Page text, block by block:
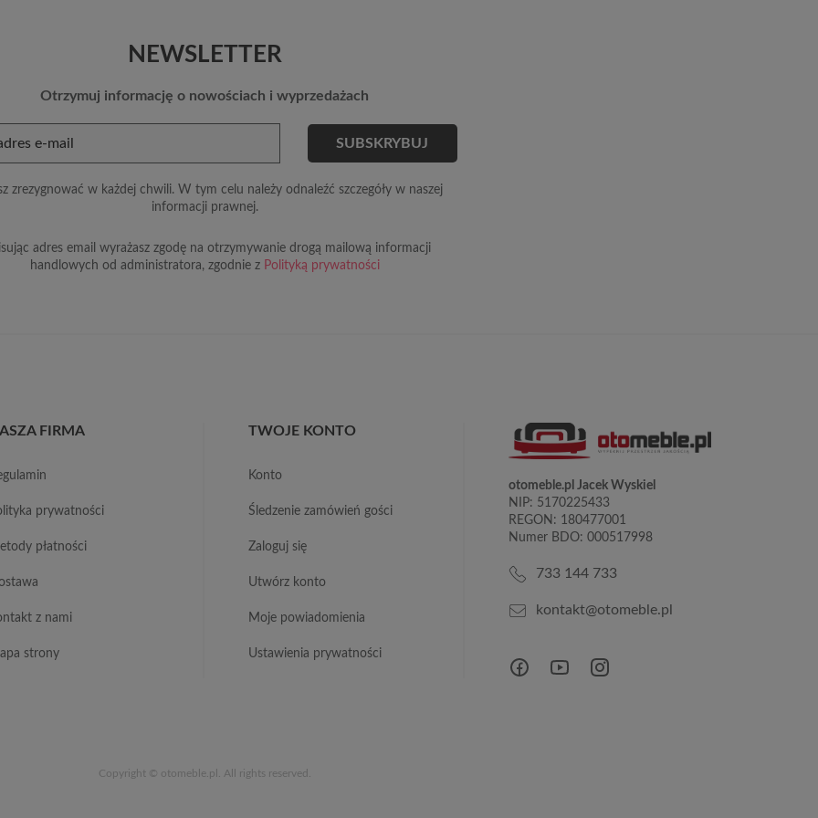
NEWSLETTER
Otrzymuj informację o nowościach i wyprzedażach
zrezygnować w każdej chwili. W tym celu należy odnaleźć szczegóły w naszej
informacji prawnej.
adres email wyrażasz zgodę na otrzymywanie drogą mailową informacji
handlowych od administratora, zgodnie z Polityką prywatności
FIRMA
prywatności
metody płatności
z nami
mapa strony
TWOJE KONTO
konto
śledzenie zamówień gości
zaloguj się
utwórz konto
moje powiadomienia
ustawienia prywatności
otomeble.pl Jacek Wyskiel
NIP: 5170225433
REGON: 180477001
Numer BDO: 000517998
733 144 733
kontakt@otomeble.pl
Copyright © otomeble.pl. All rights reserved.